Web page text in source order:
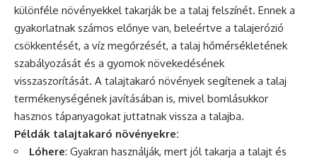
különféle növényekkel takarják be a talaj felszínét. Ennek a
gyakorlatnak számos előnye van, beleértve a talajerózió
csökkentését, a víz megőrzését, a talaj hőmérsékletének
szabályozását és a gyomok növekedésének
visszaszorítását. A talajtakaró növények segítenek a talaj
termékenységének javításában is, mivel bomlásukkor
hasznos tápanyagokat juttatnak vissza a talajba.
Példák talajtakaró növényekre:
Lóhere: Gyakran használják, mert jól takarja a talajt és